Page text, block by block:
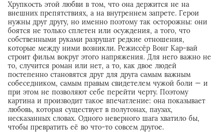
Хрупкость этой любви в том, что она держится не на
внешних препятствиях, а на внутреннем запрете. Герои
нужны друг другу, но именно поэтому так осторожны: они
боятся не только сплетен или осуждения, а того, что
собственными руками разрушат редкие отношения,
которые между ними возникли. Режиссёр Вонг Кар-вай
строит фильм вокруг этого напряжения. Для него важно не
то, случится роман или нет, а то, как двое людей
постепенно становятся друг для друга самым важным
собеседником, самым правым свидетелем чужой боли — и
при этом не позволяют себе перейти черту. Поэтому
картина и производит такое впечатление: она показывает
любовь, которая существует в полутонах, паузах,
несказанных словах. Одного неверного шага хватило бы,
чтобы превратить её во что-то совсем другое.